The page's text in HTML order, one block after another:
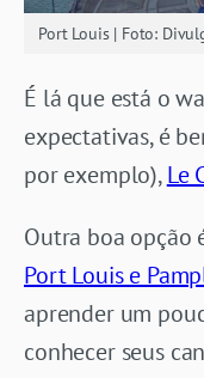
Port Louis | Foto:
É lá que está o
expectativas, é
por exemplo),Le
Outra boa opção
Port Louis e
aprender um
conhecer seus